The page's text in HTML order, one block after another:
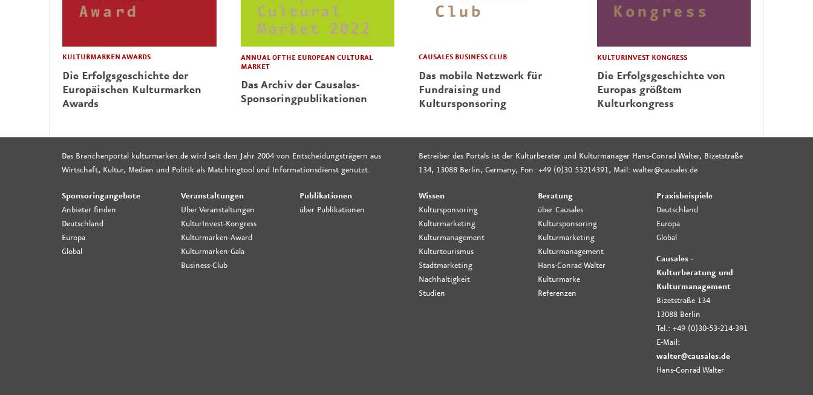
KULTURMARKEN AWARDS
Die Erfolgsgeschichte der
Europäischen Kulturmarken
Awards
ANNUAL OF THE EUROPEAN CULTURAL
MARKET
Das Archiv der Causales-
Sponsoringpublikationen
CAUSALES BUSINESS CLUB
Das mobile Netzwerk für
Fundraising und
Kultursponsoring
KULTURINVEST KONGRESS
Die Erfolgsgeschichte von
Europas größtem
Kulturkongress
Das Branchenportal kulturmarken.de wird seit dem Jahr 2004 von Entscheidungsträgern aus
Wirtschaft, Kultur, Medien und Politik als Matchingtool und Informationsdienst genutzt.
Betreiber des Portals ist der Kulturberater und Kulturmanager Hans-Conrad Walter, Bizetstraße
134, 13088 Berlin, Germany, Fon: +49 (0)30 53214391, Mail: walter@causales.de
Sponsoringangebote
Anbieter finden
Deutschland
Europa
Global
Veranstaltungen
Über Veranstaltungen
KulturInvest-Kongress
Kulturmarken-Award
Kulturmarken-Gala
Business-Club
Publikationen
über Publikationen
Wissen
Kultursponsoring
Kulturmarketing
Kulturmanagement
Kulturtourismus
Stadtmarketing
Nachhaltigkeit
Studien
Beratung
über Causales
Kultursponsoring
Kulturmarketing
Kulturmanagement
Hans-Conrad Walter
Kulturmarke
Referenzen
Praxisbeispiele
Deutschland
Europa
Global
Causales -
Kulturberatung und
Kulturmanagement
Bizetstraße 134
13088 Berlin
Tel.: +49 (0)30-53-214-391
E-Mail:
walter@causales.de
Hans-Conrad Walter